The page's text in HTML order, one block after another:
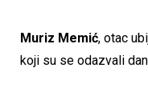
Muriz Memić, otac
koji su se odazvali